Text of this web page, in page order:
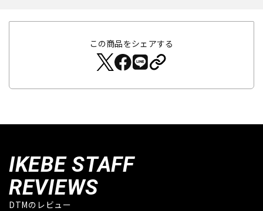
この商品をシェアする
IKEBE STAFF
REVIEWS
DTMのレビュー